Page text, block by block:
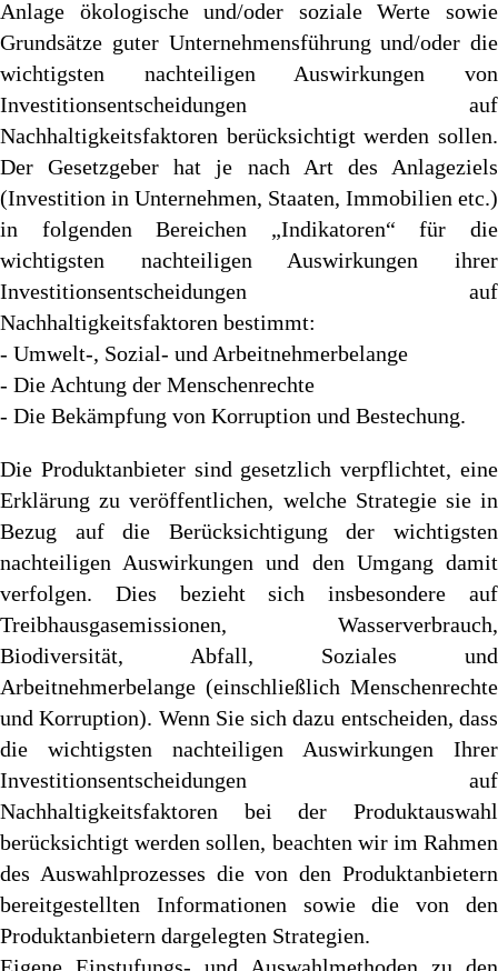
Anlage ökologische und/oder soziale Werte sowie
Grundsätze guter Unternehmensführung und/oder die
wichtigsten nachteiligen Auswirkungen von
Investitionsentscheidungen auf
Nachhaltigkeitsfaktoren berücksichtigt werden sollen.
Der Gesetzgeber hat je nach Art des Anlageziels
(Investition in Unternehmen, Staaten, Immobilien etc.)
in folgenden Bereichen „Indikatoren“ für die
wichtigsten nachteiligen Auswirkungen ihrer
Investitionsentscheidungen auf
Nachhaltigkeitsfaktoren bestimmt:
- Umwelt-, Sozial- und Arbeitnehmerbelange
- Die Achtung der Menschenrechte
- Die Bekämpfung von Korruption und Bestechung.
Die Produktanbieter sind gesetzlich verpflichtet, eine
Erklärung zu veröffentlichen, welche Strategie sie in
Bezug auf die Berücksichtigung der wichtigsten
nachteiligen Auswirkungen und den Umgang damit
verfolgen. Dies bezieht sich insbesondere auf
Treibhausgasemissionen, Wasserverbrauch,
Biodiversität, Abfall, Soziales und
Arbeitnehmerbelange (einschließlich Menschenrechte
und Korruption). Wenn Sie sich dazu entscheiden, dass
die wichtigsten nachteiligen Auswirkungen Ihrer
Investitionsentscheidungen auf
Nachhaltigkeitsfaktoren bei der Produktauswahl
berücksichtigt werden sollen, beachten wir im Rahmen
des Auswahlprozesses die von den Produktanbietern
bereitgestellten Informationen sowie die von den
Produktanbietern dargelegten Strategien.